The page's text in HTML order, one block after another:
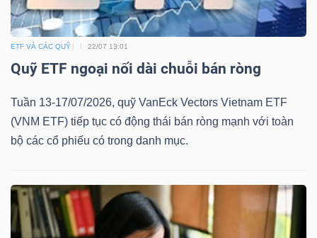
ETF VÀ CÁC QUỸ 22/07 13:01
Quỹ ETF ngoại nối dài chuỗi bán ròng
Tuần 13-17/07/2026, quỹ VanEck Vectors Vietnam ETF
(VNM ETF) tiếp tục có động thái bán ròng mạnh với toàn
bộ các cổ phiếu có trong danh mục.